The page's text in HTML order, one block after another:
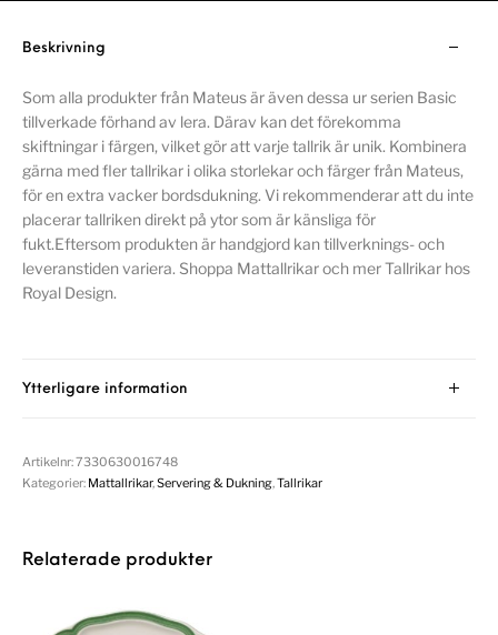
Beskrivning
Som alla produkter från Mateus är även dessa ur serien Basic
tillverkade förhand av lera. Därav kan det förekomma
skiftningar i färgen, vilket gör att varje tallrik är unik. Kombinera
gärna med fler tallrikar i olika storlekar och färger från Mateus,
för en extra vacker bordsdukning. Vi rekommenderar att du inte
placerar tallriken direkt på ytor som är känsliga för
fukt.Eftersom produkten är handgjord kan tillverknings- och
leveranstiden variera. Shoppa Mattallrikar och mer Tallrikar hos
Royal Design.
Ytterligare information
Artikelnr:7330630016748
Kategorier: Mattallrikar,Servering & Dukning ,Tallrikar
Relaterade produkter